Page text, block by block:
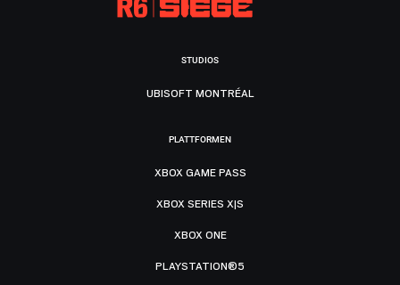
STUDIOS
UBISOFT MONTRÉAL
PLATTFORMEN
XBOX GAME PASS
XBOX SERIES X|S
XBOX ONE
PLAYSTATION®5